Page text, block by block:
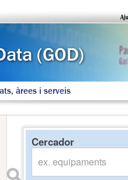
àrees i serveis
Cercador